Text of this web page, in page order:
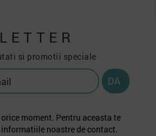
si promotii speciale
moment. Pentru aceasta te
noastre de contact.